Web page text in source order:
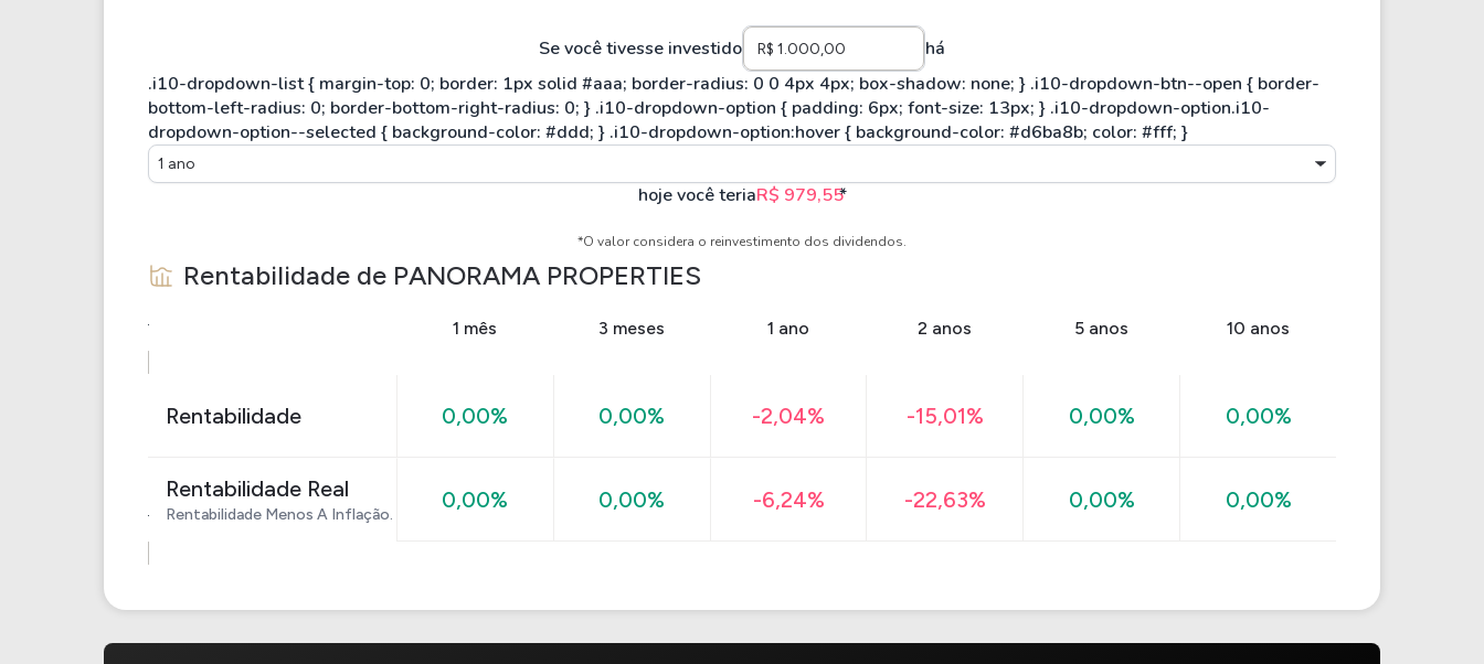
Se você tivesse investido há
1 ano
hoje você teriaR$ 979,55*
*O valor considera o reinvestimento dos dividendos.
Rentabilidade de PANORAMA PROPERTIES
1 mês 3 meses 1 ano 2 anos 5 anos 10 anos
Rentabilidade 0,00% 0,00% -2,04% -15,01% 0,00% 0,00%
Rentabilidade Real
Rentabilidade Menos A Inflação.
0,00% 0,00% -6,24% -22,63% 0,00% 0,00%